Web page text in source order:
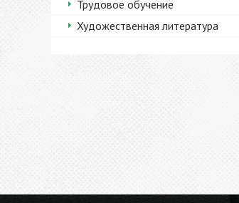
Трудовое обучение
Художественная литература